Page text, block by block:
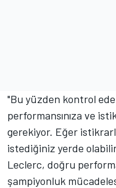
"Bu yüzden kontrol
performansınıza ve
gerekiyor. Eğer
istediğiniz yerde
Leclerc, doğru
şampiyonluk